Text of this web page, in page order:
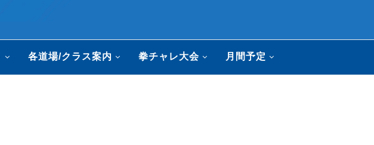
各道場/クラス案内 拳チャレ大会 月間予定